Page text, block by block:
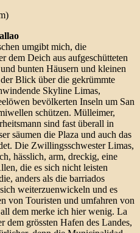
umgibt mich, die
dem Deich aus aufgeschütteten
bunten Häusern und kleinen
Blick über die gekrümmte
Skyline Limas,
bevölkerten Inseln um San
schützen. Mülleimer,
sind fast überall in
säumen die Plaza und auch das
Die Zwillingsschwester Limas,
hässlich, arm, dreckig, eine
die es sich nicht leisten
anders als die barriados
weiterzuenwickeln und es
von Touristen und umfahren von
dem merke ich hier wenig. La
dem grössten Hafen des Landes,